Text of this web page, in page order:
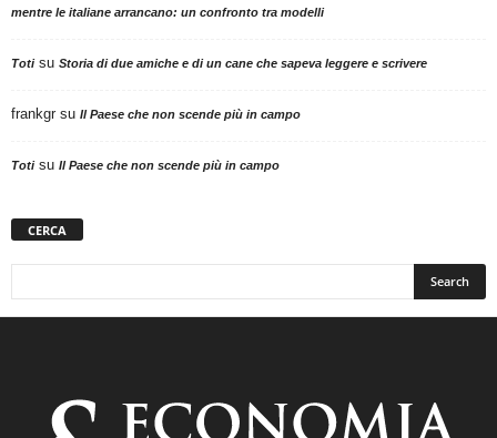
mentre le italiane arrancano: un confronto tra modelli
Totisu Storia di due amiche e di un cane che sapeva leggere e scrivere
frankgr su Il Paese che non scende più in campo
Totisu Il Paese che non scende più in campo
CERCA